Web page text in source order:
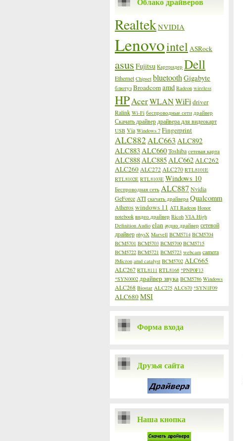
RealtekNVIDIA
Lenovointel ASRock
asus Fujitsu Картридер Dell
Ethernet Chipset bluetooth Gigabyte
блютуз Broadcomamd Radeon wireless
HPAcerWLANWiFi driver
Ralink Wi-Fi беспроводные сети драйвер
Скачать драйвер драйвера для видеокарт
USB Via Windows 7 Fingerprint
ALC882 ALC663 ALC892
ALC883ALC660Toshiba сетевая карта
ALC888ALC885ALC662ALC262
ALC260 ALC272 ALC270 RTL8101E
RTL8102E RTL8103E Windows 10
Беспроводная сеть ALC887 Nvidia
GeForce ATI скачать драйвера Qualcomm
Atheroswindows 11 ATI Radeon Honor
notebook видео драйвер Ricoh VIA High
Definition Audio elan аудио драйвер сетевой
драйвер physX Marvell BCM5714 BCM5704
BCM5701 BCM5703 BCM5700 BCM5715
BCM5722 BCM5721 BCM5723 webcam camera
JMicron amd catalyst BCM5702 ALC665
ALC267 RTL8111 RTL8168 *PNP0F13
*SYN0002 драйвер звука BCM5786 Windows
ALC268 Biostar ALC275 ALC670 *SYN1F09
ALC680MSI
Форма входа
Друзья сайта
Наша кнопка